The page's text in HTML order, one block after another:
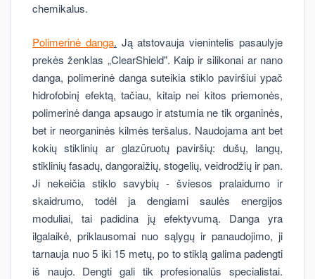
chemikalus.
Polimerinė danga. Ją atstovauja vienintelis pasaulyje
prekės ženklas „ClearShield". Kaip ir silikonai ar nano
danga, polimerinė danga suteikia stiklo paviršiui ypač
hidrofobinį efektą, tačiau, kitaip nei kitos priemonės,
polimerinė danga apsaugo ir atstumia ne tik organinės,
bet ir neorganinės kilmės teršalus. Naudojama ant bet
kokių stiklinių ar glazūruotų paviršių: dušų, langų,
stiklinių fasadų, dangoraižių, stogelių, veidrodžių ir pan.
Ji nekeičia stiklo savybių - šviesos pralaidumo ir
skaidrumo, todėl ja dengiami saulės energijos
moduliai, tai padidina jų efektyvumą. Danga yra
ilgalaikė, priklausomai nuo sąlygų ir panaudojimo, ji
tarnauja nuo 5 iki 15 metų, po to stiklą galima padengti
iš naujo. Dengti gali tik profesionalūs specialistai.